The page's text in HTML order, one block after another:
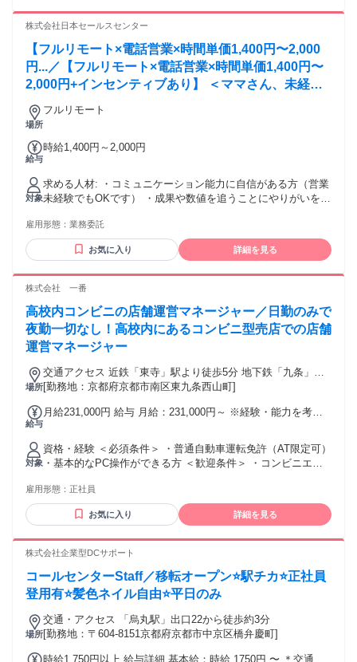
迎 ・ブランク歓迎 ・学歴不問 ・20代・30代の若手活躍中 ・
メ！】 ・複数案件の対応が可能な方 ・責任感を持って働ける
方 ・成長意欲のある方 ・法人営業のご経験がある方 ・toBの
テレアポのご経験がある方 ・メリハリをつけて働きたい方 ・
楽しく働きたい方
株式会社日本セールスセンター
【フルリモート×電話営業×時間単価1,400円〜2,000
円...／【フルリモート×電話営業×時間単価1,400円〜
2,000円+インセンティブあり】 ＜ママさん、未経験
活躍中＞ 完全在宅の電話営業で家庭と仕事の両立を
実現
場所
フルリモート
給与
時給1,400円～2,000円
対象
求める人材: ・コミュニケーション能力に自信がある方（営業
未経験でもOKです） ・成果や数値を追うことにやりがいを感
める方 ・安定したネット環境をお持ちの方 ・
PC（Windows10以上／MacOS11以上）をお持ちの方 ・ヘッ
ドセットをご用意いただける方 ・人と話すことに抵抗がない
雇用形態： 業務委託
お気に入り 詳細を見る
株式会社 一番
高校内コンビニの店舗運営マネージャー／日勤のみで
夜勤一切なし！高校内にあるコンビニ型売店での店舗
運営マネージャー
場所
交通アクセス 近鉄「東寺」駅より徒歩5分 地下鉄「九条」駅
より徒歩9分（京都テルサ西側）
[勤務地：京都府京都市南区東九条西山町]
給与
月給231,000円 給与 月給：231,000円～ ※経験・能力を考慮
金額には、固定残業代としての専門職手当（40,000円／28時
間分）を含む。 （28時間を超える時間外労働分については、
別途全額支給いたします） ＜手当・賞与＞ 賞与：年2回 住宅
手当（※支給条件あり） 家族手当（※支給条件あり） 役職手
試用期間3ヶ月あり（期間中は時給1,200円）
対象
資格・経験 ＜必須条件＞ ・普通自動車運転免許（AT限定可）
・基本的なPC操作ができる方 ＜歓迎条件＞ ・コンビニエン
バイト経験のみでも歓迎！） ・ブランク明けで正社員復帰を
目指す方 ※学歴不問、年齢不問（30代～50代のスタッフが中
心に活躍中！）
雇用形態： 正社員
お気に入り 詳細を見る
株式会社企業型DCサポート
コールセンターStaff／移転オープン⭐駅チカ⭐正社員
登用有⭐髪色ネイル自由⭐平日のみ
場所
交通・アクセス 「烏丸駅」出口22から徒歩約3分
[勤務地：〒604-8151京都府京都市中京区橋弁慶町]
時給1,750円以上 給与詳細 基本給：時給 1750円 〜 ＊交通費